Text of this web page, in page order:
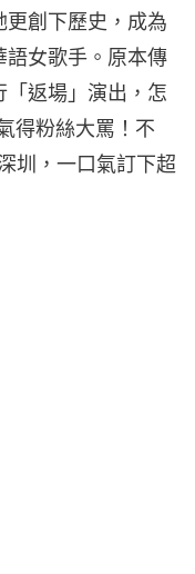
創下歷史，成為
語女歌手。原本傳
返場」演出，怎
得粉絲大罵！不
圳，一口氣訂下超